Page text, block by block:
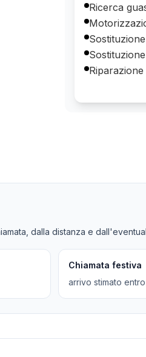
Ricerca
dalla distanza e
Chiamata festiva
arrivo stimato